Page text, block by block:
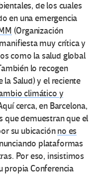
de los cuales
en una emergencia
(Organización
muy crítica y
como la salud global
lo recogen
Salud) y el reciente
climático y
cerca, en Barcelona,
que demuestran que el
su ubicaciónno es
plataformas
Por eso, insistimos
propia Conferencia